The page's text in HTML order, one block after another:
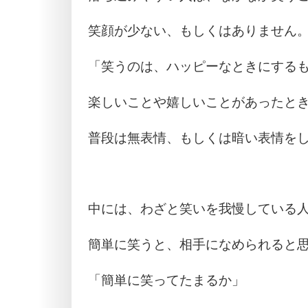
笑顔が少ない、もしくはありません
「笑うのは、ハッピーなときにする
楽しいことや嬉しいことがあったと
普段は無表情、もしくは暗い表情を
中には、わざと笑いを我慢している
簡単に笑うと、相手になめられると
「簡単に笑ってたまるか」